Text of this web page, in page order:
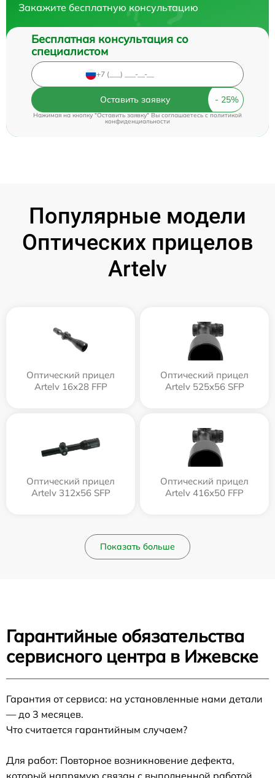
Закажите бесплатную консультацию
Бесплатная консультация со
специалистом
Оставить заявку
Нажимая на кнопку "Оставить заявку" Вы соглашаетесь cполитикой
конфиденциальности
Популярные модели
Оптических прицелов
Artelv
Оптический прицел
Artelv 16x28 FFP
Оптический прицел
Artelv 525x56 SFP
Оптический прицел
Artelv 312x56 SFP
Оптический прицел
Artelv 416x50 FFP
Показать больше
Гарантийные обязательства
сервисного центра в Ижевске
Гарантия от сервиса: на установленные нами детали
— до 3 месяцев.
Что считается гарантийным случаем?
Для работ: Повторное возникновение дефекта,
который напрямую связан с выполненной работой